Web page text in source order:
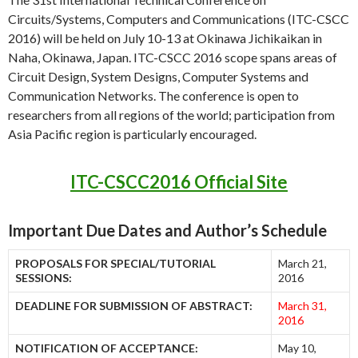
Circuits/Systems, Computers and Communications (ITC-CSCC
2016) will be held on July 10-13 at Okinawa Jichikaikan in
Naha, Okinawa, Japan. ITC-CSCC 2016 scope spans areas of
Circuit Design, System Designs, Computer Systems and
Communication Networks. The conference is open to
researchers from all regions of the world; participation from
Asia Pacific region is particularly encouraged.
ITC-CSCC2016 Official Site
Important Due Dates and Author’s Schedule
PROPOSALS FOR SPECIAL/TUTORIAL
SESSIONS:
March 21,
2016
DEADLINE FOR SUBMISSION OF ABSTRACT:
March 31,
2016
NOTIFICATION OF ACCEPTANCE:
May 10,